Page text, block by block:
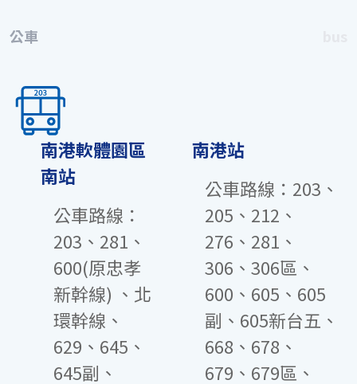
公車
南港軟體園區
南站
公車路線：
203、281、
600(原忠孝
新幹線) 、北
環幹線、
629、645、
645副、
南港站
公車路線：203、
205、212、
276、281、
306、306區、
600、605、605
副、605新台五、
668、678、
679、679區、